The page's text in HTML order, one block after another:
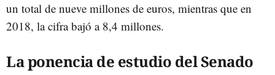
un total de nueve millones de euros, mientras que en
2018, la cifra bajó a 8,4 millones.
La ponencia de estudio del Senado